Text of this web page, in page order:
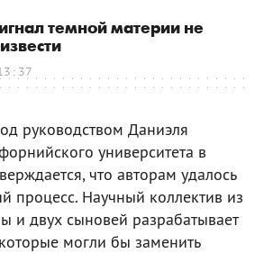
темной материи не
руководством Даниэля
университета в
что авторам удалось
процесс. Научный коллектив из
и двух сыновей разрабатывает
могли бы заменить